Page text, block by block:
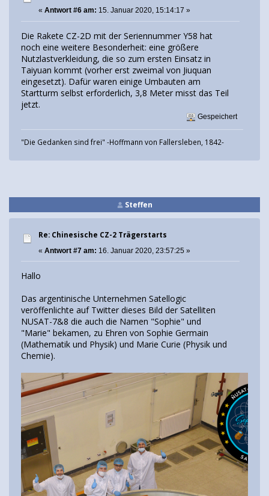
« Antwort #6 am: 15. Januar 2020, 15:14:17 »
Die Rakete CZ-2D mit der Seriennummer Y58 hat
noch eine weitere Besonderheit: eine größere
Nutzlastverkleidung, die so zum ersten Einsatz in
Taiyuan kommt (vorher erst zweimal von Jiuquan
eingesetzt). Dafür waren einige Umbauten am
Startturm selbst erforderlich, 3,8 Meter misst das Teil
jetzt.
Gespeichert
"Die Gedanken sind frei" -Hoffmann von Fallersleben, 1842-
Steffen
Re: Chinesische CZ-2 Trägerstarts
« Antwort #7 am: 16. Januar 2020, 23:57:25 »
Hallo
Das argentinische Unternehmen Satellogic
veröffenlichte auf Twitter dieses Bild der Satelliten
NUSAT-7&8 die auch die Namen "Sophie" und
"Marie" bekamen, zu Ehren von Sophie Germain
(Mathematik und Physik) und Marie Curie (Physik und
Chemie).